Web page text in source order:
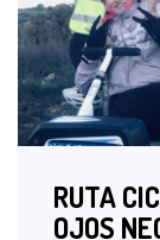
RUTA
OJOS